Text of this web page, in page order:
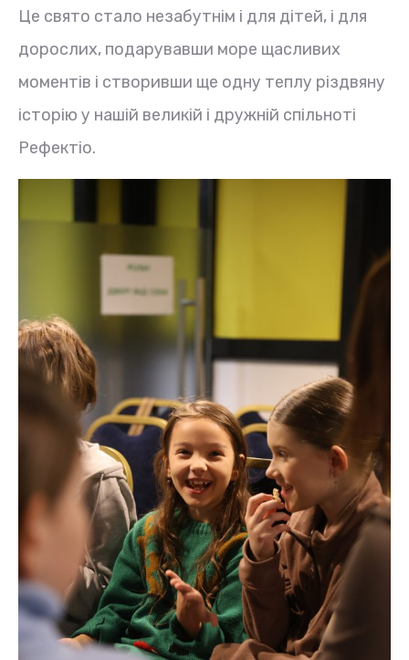
Це свято стало незабутнім і для дітей, і для
дорослих, подарувавши море щасливих
моментів і створивши ще одну теплу різдвяну
історію у нашій великій і дружній спільноті
Рефектіо.